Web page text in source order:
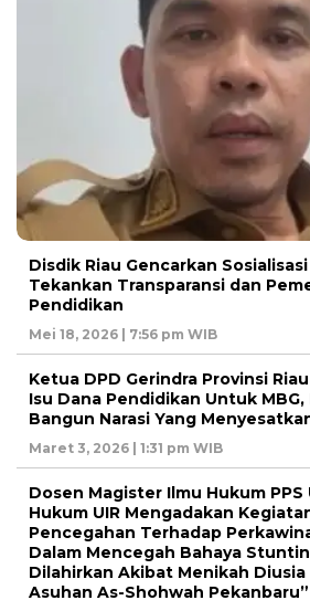
Disdik Riau Gencarkan
Tekankan Transparansi dan
Pendidikan
Mei 18, 2026 | 7:56 pm WIB
Ketua DPD Gerindra Provinsi
Isu Dana Pendidikan Untuk MBG,
Bangun Narasi Yang
Maret 3, 2026 | 1:31 pm WIB
Dosen Magister Ilmu Hukum PPS
Hukum UIR Mengadakan
Pencegahan Terhadap
Dalam Mencegah Bahaya
Dilahirkan Akibat Menikah
Asuhan As-Shohwah Pekanbaru”